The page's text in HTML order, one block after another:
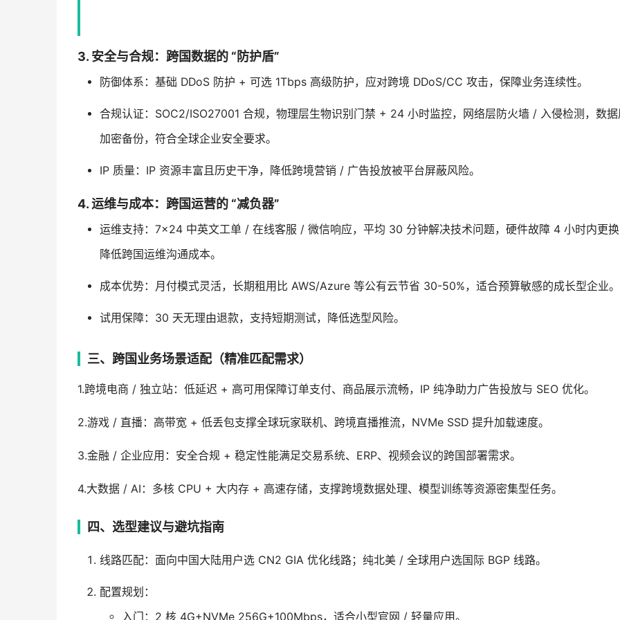
3. 安全与合规：跨国数据的 “防护盾”
防御体系：基础 DDoS 防护 + 可选 1Tbps 高级防护，应对跨境 DDoS/CC 攻击，保障业务连续性。
合规认证：SOC2/ISO27001 合规，物理层生物识别门禁 + 24 小时监控，网络层防火墙 / 入侵检测，数据
加密备份，符合全球企业安全要求。
IP 质量：IP 资源丰富且历史干净，降低跨境营销 / 广告投放被平台屏蔽风险。
4. 运维与成本：跨国运营的 “减负器”
运维支持：7×24 中英文工单 / 在线客服 / 微信响应，平均 30 分钟解决技术问题，硬件故障 4 小时内更换
降低跨国运维沟通成本。
成本优势：月付模式灵活，长期租用比 AWS/Azure 等公有云节省 30-50%，适合预算敏感的成长型企业。
试用保障：30 天无理由退款，支持短期测试，降低选型风险。
三、跨国业务场景适配（精准匹配需求）
1.跨境电商 / 独立站：低延迟 + 高可用保障订单支付、商品展示流畅，IP 纯净助力广告投放与 SEO 优化。
2.游戏 / 直播：高带宽 + 低丢包支撑全球玩家联机、跨境直播推流，NVMe SSD 提升加载速度。
3.金融 / 企业应用：安全合规 + 稳定性能满足交易系统、ERP、视频会议的跨国部署需求。
4.大数据 / AI：多核 CPU + 大内存 + 高速存储，支撑跨境数据处理、模型训练等资源密集型任务。
四、选型建议与避坑指南
线路匹配：面向中国大陆用户选 CN2 GIA 优化线路；纯北美 / 全球用户选国际 BGP 线路。
配置规划：
入门：2 核 4G+NVMe 256G+100Mbps，适合小型官网 / 轻量应用。